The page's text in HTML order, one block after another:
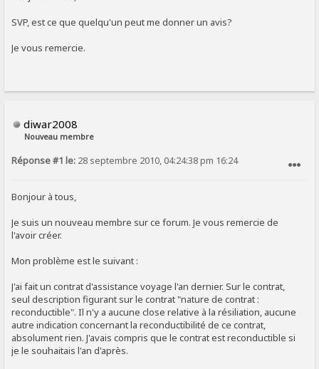
SVP, est ce que quelqu'un peut me donner un avis?
Je vous remercie.
diwar2008
Nouveau membre
Réponse #1 le: 28 septembre 2010, 04:24:38 pm 16:24
Bonjour à tous,
Je suis un nouveau membre sur ce forum. Je vous remercie de
l'avoir créer.
Mon problème est le suivant :
J'ai fait un contrat d'assistance voyage l'an dernier. Sur le contrat,
seul description figurant sur le contrat "nature de contrat :
reconductible". Il n'y a aucune close relative à la résiliation, aucune
autre indication concernant la reconductibilité de ce contrat,
absolument rien. J'avais compris que le contrat est reconductible si
je le souhaitais l'an d'après.